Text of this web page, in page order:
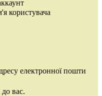
користувача
електронної пошти
вас.